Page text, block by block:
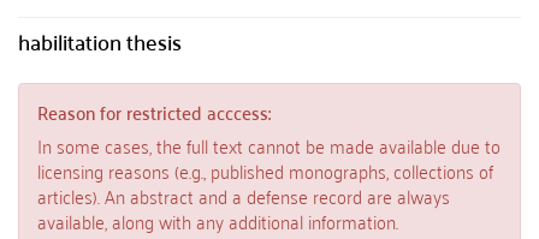
habilitation thesis
Reason for restricted acccess:
In some cases, the full text cannot be made available due to
licensing reasons (e.g., published monographs, collections of
articles). An abstract and a defense record are always
available, along with any additional information.